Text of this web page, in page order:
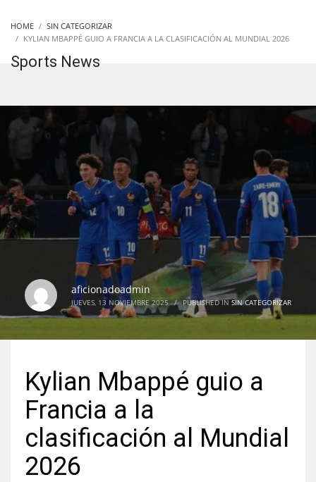
HOME
SIN CATEGORIZAR
KYLIAN MBAPPÉ GUIO A FRANCIA A LA CLASIFICACIÓN AL MUNDIAL 2026
Sports News
aficionadoadmin
JUEVES, 13 NOVIEMBRE 2025 / PUBLISHED INSIN CATEGORIZAR
Kylian Mbappé guio a
Francia a la
clasificación al Mundial
2026